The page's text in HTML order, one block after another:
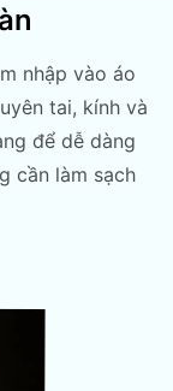
nhập vào áo
tai, kính và
để dễ dàng
cần làm sạch